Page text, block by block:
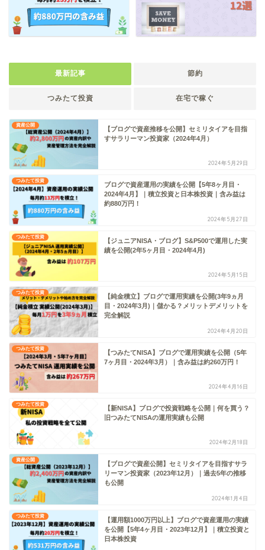
最新記事 節約
つみたて投資 在宅で稼ぐ
資産公開
【ブログで資産推移を公開】セミリタイアを目指
すサラリーマン投資家（2024年4月）
2024年5月29日
つみたて投資
ブログで資産運用の実績を公開【5年8ヶ月目・
2024年4月】｜積立投資と日本株投資｜含み益は
約880万円！
2024年5月27日
つみたて投資
【ジュニアNISA・ブログ】S&P500で運用した実
績を公開(2年5ヶ月目・2024年4月)
2024年5月15日
つみたて投資
【純金積立】ブログで運用実績を公開(3年9ヵ月
目・2024年3月)｜儲かる？メリットデメリットを
完全解説
2024年4月20日
つみたて投資
【つみたてNISA】ブログで運用実績を公開（5年
7ヶ月目・2024年3月）｜含み益は約260万円！
2024年4月16日
つみたて投資
【新NISA】ブログで投資戦略を公開｜何を買う？
旧つみたてNISAの運用実績も公開
2024年2月18日
資産公開
【ブログで資産公開】セミリタイアを目指すサラ
リーマン投資家（2023年12月）｜過去5年の推移
も公開
2024年1月4日
つみたて投資
【運用額1000万円以上】ブログで資産運用の実績
を公開【5年4ヶ月目・2023年12月】｜積立投資と
日本株投資